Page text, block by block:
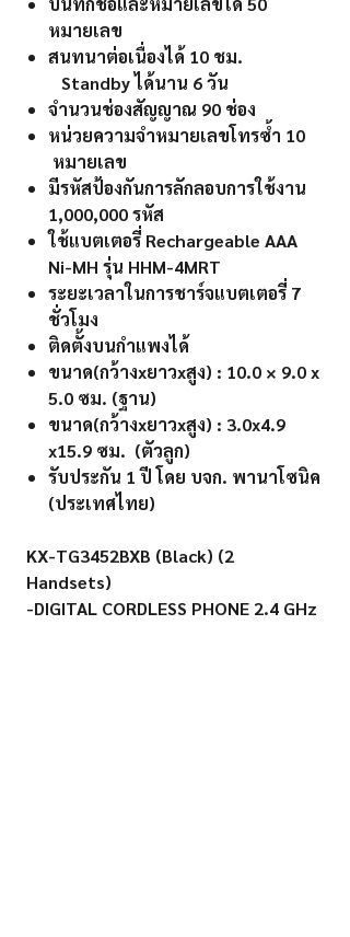
หมายเลข
สนทนาต่อเนื่องได้ 10 ชม.
Standby ได้นาน 6 วัน
จำนวนช่องสัญญาณ 90 ช่อง
หน่วยความจำหมายเลขโทรซ้ำ 10
หมายเลข
มีรหัสป้องกันการลักลอบการใช้งาน
1,000,000 รหัส
ใช้แบตเตอรี่ Rechargeable AAA
Ni-MH รุ่น HHM-4MRT
ระยะเวลาในการชาร์จแบตเตอรี่ 7
ชั่วโมง
ติดตั้งบนกำแพงได้
ขนาด(กว้างxยาวxสูง) : 10.0 × 9.0 x
5.0 ซม. (ฐาน)
ขนาด(กว้างxยาวxสูง) : 3.0x4.9
x15.9 ซม. (ตัวลูก)
รับประกัน 1 ปี โดย บจก. พานาโซนิค
(ประเทศไทย)
KX-TG3452BXB (Black) (2
Handsets)
-DIGITAL CORDLESS PHONE 2.4 GHz